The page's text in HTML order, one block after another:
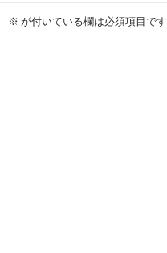
※ が付いている欄は必須項目です